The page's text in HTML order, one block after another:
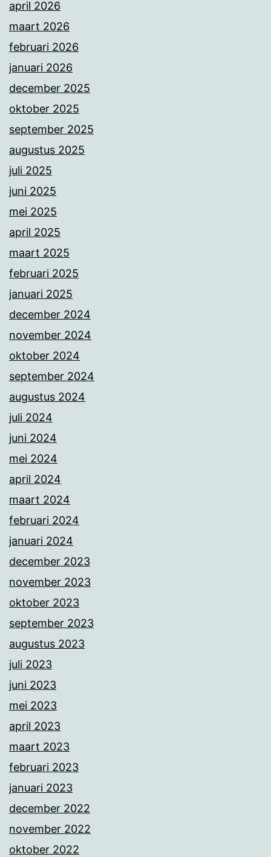
april 2026
maart 2026
februari 2026
januari 2026
december 2025
oktober 2025
september 2025
augustus 2025
juli 2025
juni 2025
mei 2025
april 2025
maart 2025
februari 2025
januari 2025
december 2024
november 2024
oktober 2024
september 2024
augustus 2024
juli 2024
juni 2024
mei 2024
april 2024
maart 2024
februari 2024
januari 2024
december 2023
november 2023
oktober 2023
september 2023
augustus 2023
juli 2023
juni 2023
mei 2023
april 2023
maart 2023
februari 2023
januari 2023
december 2022
november 2022
oktober 2022